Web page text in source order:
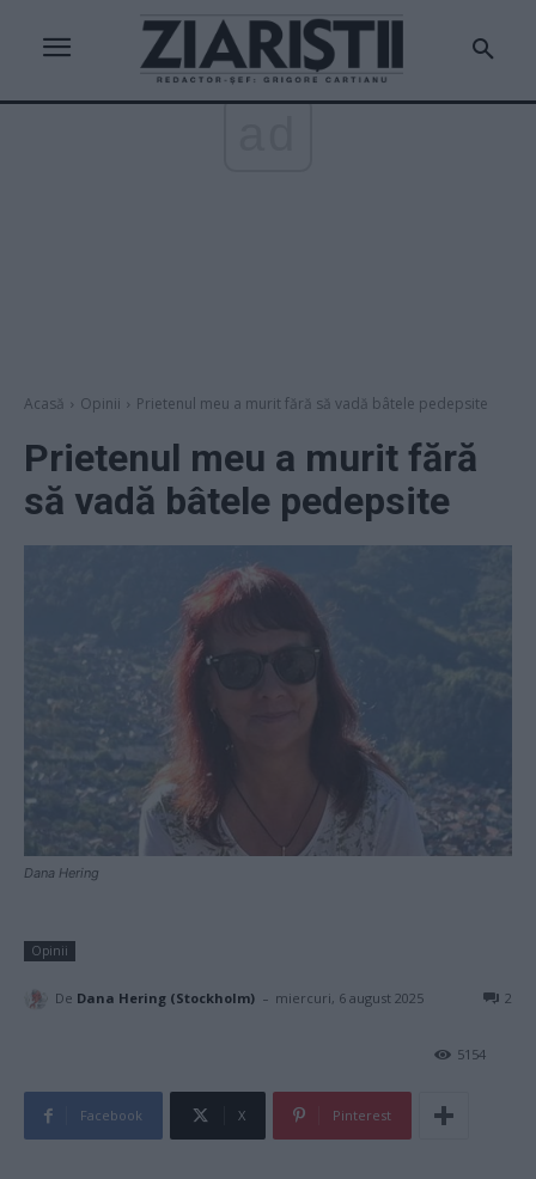
Acasă Opinii Prietenul meu a murit fără să vadă bâtele pedepsite
Prietenul meu a murit fără
să vadă bâtele pedepsite
Dana Hering
Opinii
De Dana Hering (Stockholm) - miercuri, 6 august 2025 2
5154
Facebook X Pinterest